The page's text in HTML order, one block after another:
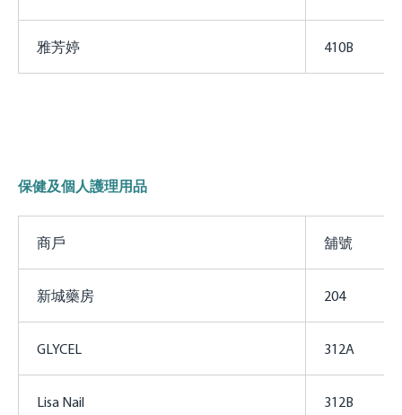
雅芳婷 410B
保健及個人護理用品
商戶 舖號
新城藥房 204
GLYCEL 312A
Lisa Nail 312B